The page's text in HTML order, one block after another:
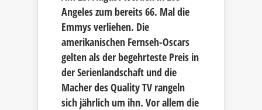
Angeles zum bereits 66. Mal die
Emmys verliehen. Die
amerikanischen Fernseh-Oscars
gelten als der begehrteste Preis in
der Serienlandschaft und die
Macher des Quality TV rangeln
sich jährlich um ihn. Vor allem die